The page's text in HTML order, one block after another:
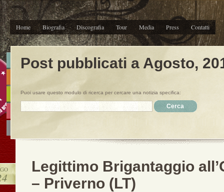
Home Biografia Discografia Tour Media Press Contatti
Post pubblicati a Agosto,
Puoi usare questo modulo di ricerca per cercare una notizia specifica:
Legittimo Brigantaggio
– Priverno (LT)